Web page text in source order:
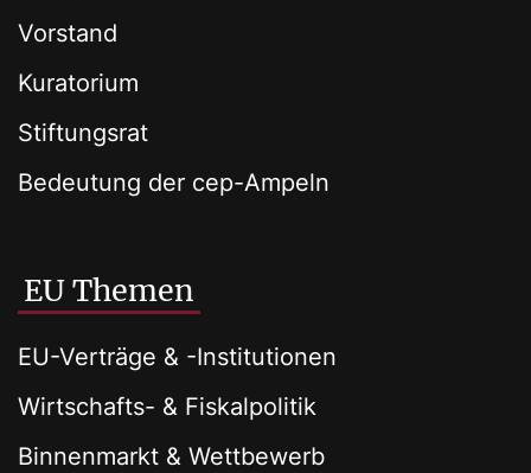
Vorstand
Kuratorium
Stiftungsrat
Bedeutung der cep-Ampeln
EU Themen
EU-Verträge & -Institutionen
Wirtschafts- & Fiskalpolitik
Binnenmarkt & Wettbewerb